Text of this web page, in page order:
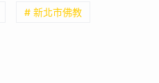
# 新北市佛教